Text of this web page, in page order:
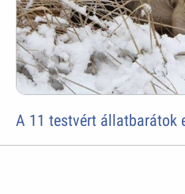
A 11 testvért állatbarátok